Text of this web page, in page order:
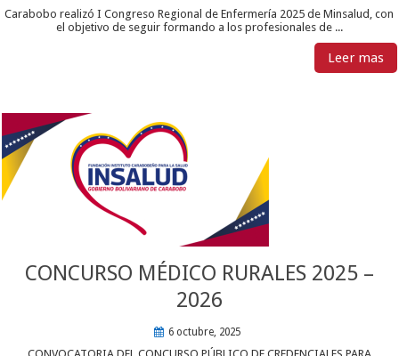
Carabobo realizó I Congreso Regional de Enfermería 2025 de Minsalud, con
el objetivo de seguir formando a los profesionales de ...
Leer mas
CONCURSO MÉDICO RURALES 2025 –
2026
6 octubre, 2025